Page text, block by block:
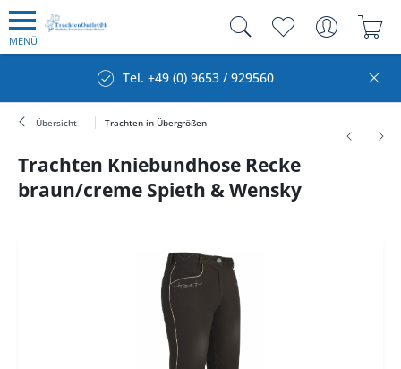
MENÜ
Tel. +49 (0) 9653 / 929560
Übersicht Trachten in Übergrößen
Trachten Kniebundhose Recke
braun/creme Spieth & Wensky